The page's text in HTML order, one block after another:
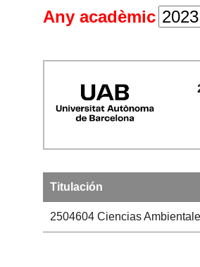
Any acadèmic
Titulación
2504604Ciencias